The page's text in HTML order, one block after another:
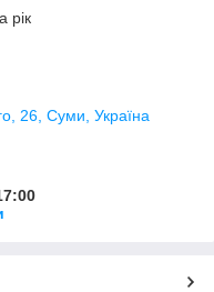
рік
26, Суми, Україна